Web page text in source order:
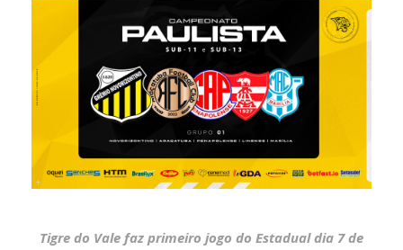
Tigre do Vale faz primeiro jogo do Estadual dia 7 de